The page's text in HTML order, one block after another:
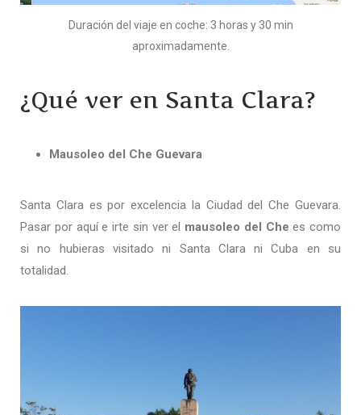
Duración del viaje en coche: 3 horas y 30 min
aproximadamente.
¿Qué ver en Santa Clara?
Mausoleo del Che Guevara
Santa Clara es por excelencia la Ciudad del Che Guevara.
Pasar por aquí e irte sin ver el mausoleo del Che es como
si no hubieras visitado ni Santa Clara ni Cuba en su
totalidad.